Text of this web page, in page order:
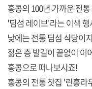
홍콩의 100년 가까운 전
'딤섬 레이브'라는 이색
낮에는 전통 딤섬 식당이
젊은 층 발길이 끝없이 이
홍콩으로 떠나보시죠!
홍콩의 전통 찻집 '린흥라